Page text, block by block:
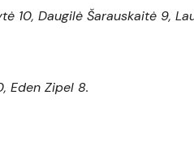
10, Daugilė Šarauskaitė 9,
Eden Zipel 8.